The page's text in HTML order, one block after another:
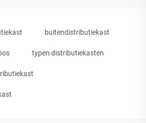
buitendistributiekast
typen distributiekasten